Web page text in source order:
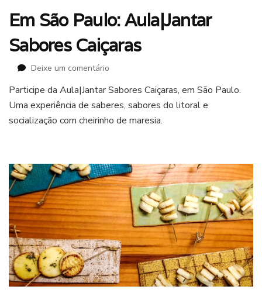
Em São Paulo: Aula|Jantar
Sabores Caiçaras
Deixe um comentário
São
Paulo:
Aula|Jantar
Participe da Aula|Jantar Sabores Caiçaras, em São Paulo.
Uma experiência de saberes, sabores do litoral e
socialização com cheirinho de maresia.